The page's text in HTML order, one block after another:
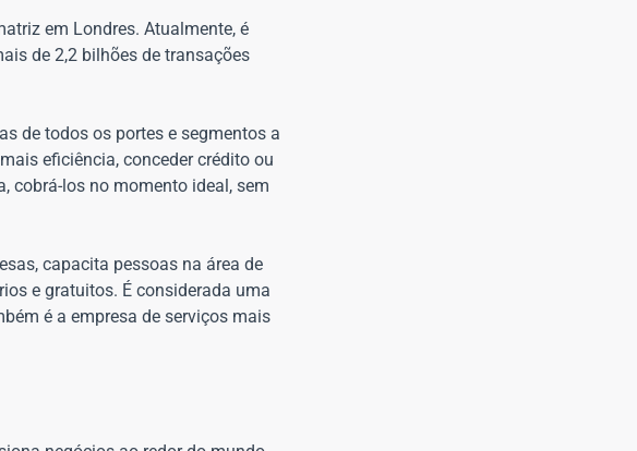
em Londres. Atualmente, é
de 2,2 bilhões de transações
de todos os portes e segmentos a
eficiência, conceder crédito ou
cobrá-los no momento ideal, sem
capacita pessoas na área de
e gratuitos. É considerada uma
é a empresa de serviços mais